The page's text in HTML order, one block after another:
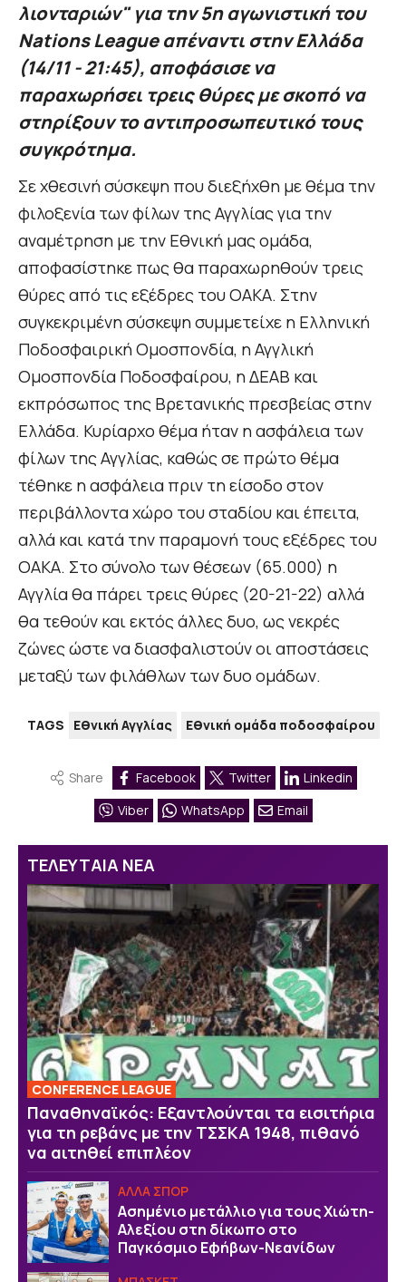
λιονταριών" για την 5η αγωνιστική του
Nations League απέναντι στην Ελλάδα
(14/11 - 21:45), αποφάσισε να
παραχωρήσει τρεις θύρες με σκοπό να
στηρίξουν το αντιπροσωπευτικό τους
συγκρότημα.
Σε χθεσινή σύσκεψη που διεξήχθη με θέμα την
φιλοξενία των φίλων της Αγγλίας για την
αναμέτρηση με την Εθνική μας ομάδα,
αποφασίστηκε πως θα παραχωρηθούν τρεις
θύρες από τις εξέδρες του ΟΑΚΑ. Στην
συγκεκριμένη σύσκεψη συμμετείχε η Ελληνική
Ποδοσφαιρική Ομοσπονδία, η Αγγλική
Ομοσπονδία Ποδοσφαίρου, η ΔΕΑΒ και
εκπρόσωπος της Βρετανικής πρεσβείας στην
Ελλάδα. Κυρίαρχο θέμα ήταν η ασφάλεια των
φίλων της Αγγλίας, καθώς σε πρώτο θέμα
τέθηκε η ασφάλεια πριν τη είσοδο στον
περιβάλλοντα χώρο του σταδίου και έπειτα,
αλλά και κατά την παραμονή τους εξέδρες του
ΟΑΚΑ. Στο σύνολο των θέσεων (65.000) η
Αγγλία θα πάρει τρεις θύρες (20-21-22) αλλά
θα τεθούν και εκτός άλλες δυο, ως νεκρές
ζώνες ώστε να διασφαλιστούν οι αποστάσεις
μεταξύ των φιλάθλων των δυο ομάδων.
TAGS Εθνική Αγγλίας Εθνική ομάδα ποδοσφαίρου
Share Facebook Twitter
Linkedin
Viber
WhatsApp Email
ΤΕΛΕΥΤΑΙΑ ΝΕΑ
CONFERENCE LEAGUE
Παναθηναϊκός: Εξαντλούνται τα εισιτήρια
για τη ρεβάνς με την ΤΣΣΚΑ 1948, πιθανό
να αιτηθεί επιπλέον
ΑΛΛΑ ΣΠΟΡ
Ασημένιο μετάλλιο για τους Χιώτη-
Αλεξίου στη δίκωπο στο
Παγκόσμιο Εφήβων-Νεανίδων